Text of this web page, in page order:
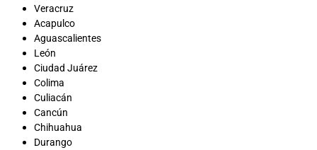
Veracruz
Acapulco
Aguascalientes
León
Ciudad Juárez
Colima
Culiacán
Cancún
Chihuahua
Durango